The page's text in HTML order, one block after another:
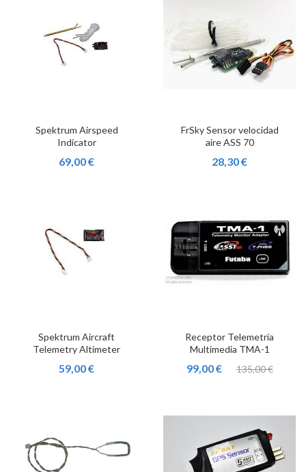
Spektrum Airspeed
Indicator
69,00 €
FrSky Sensor velocidad
aire ASS 70
28,30 €
Spektrum Aircraft
Telemetry Altimeter
59,00 €
Receptor Telemetría
Multimedia TMA-1
99,00 € 135,00 €